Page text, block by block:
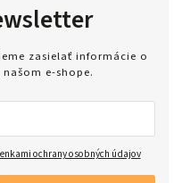
zasielať informácie o
e-shope.
ochrany osobných údajov